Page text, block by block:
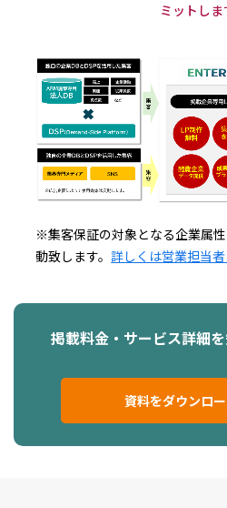
ミットしま
※集客保証の対象となる企業属
動致します。詳しくは営業担当
掲載料金・サービス詳細
資料をダウンロ